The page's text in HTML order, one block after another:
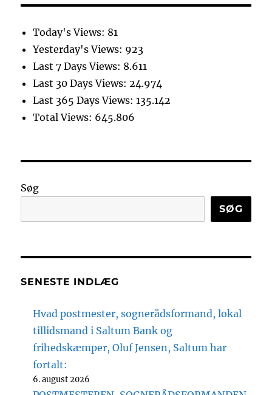
Today's Views: 81
Yesterday's Views: 923
Last 7 Days Views: 8.611
Last 30 Days Views: 24.974
Last 365 Days Views:135.142
Total Views: 645.806
Søg
SØG
SENESTE INDLÆG
Hvad postmester, sognerådsformand, lokal
tillidsmand i Saltum Bank og
frihedskæmper, Oluf Jensen, Saltum har
fortalt:
6. august 2026